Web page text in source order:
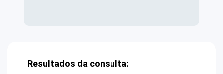
Resultados da consulta: